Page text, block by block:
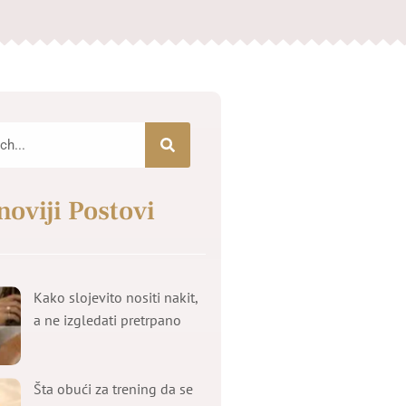
Postovi
Kako slojevito nositi nakit,
a ne izgledati pretrpano
Šta obući za trening da se